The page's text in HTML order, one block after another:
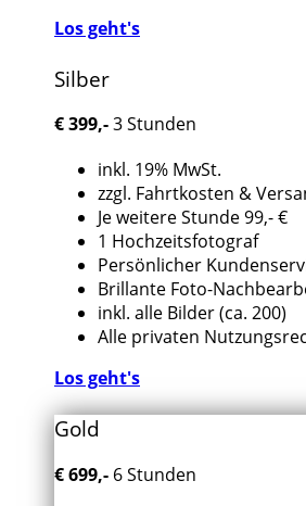
Los geht's
Silber
€399,-3 Stunden
inkl. 19% MwSt.
zzgl. Fahrtkosten &
Je weitere Stunde 99,- €
1 Hochzeitsfotograf
Persönlicher
Brillante Foto-
inkl. alle Bilder (ca. 200)
Alle privaten
Los geht's
Gold
€699,- 6 Stunden